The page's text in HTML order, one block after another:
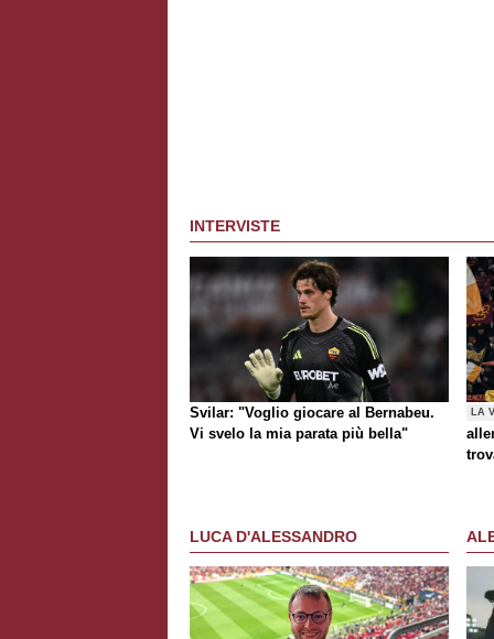
INTERVISTE
Svilar: "Voglio giocare al Bernabeu.
Vi svelo la mia parata più bella"
LA
LUCA D'ALESSANDRO